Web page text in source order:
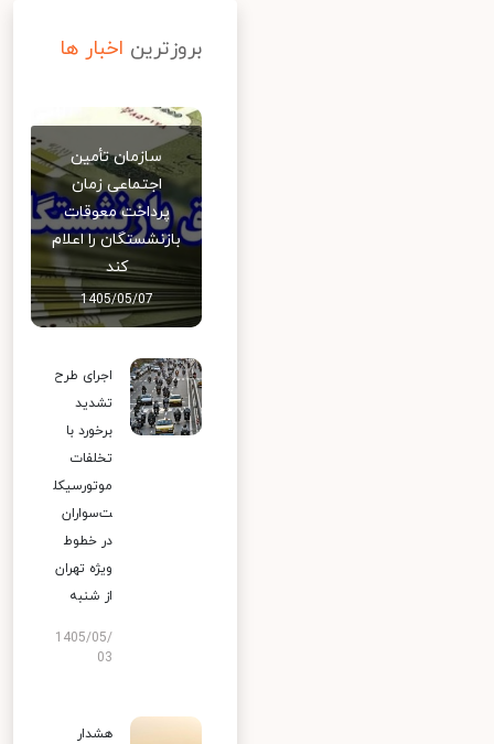
بروزترین اخبار ها
سازمان تأمین
اجتماعی زمان
پرداخت معوقات
بازنشستگان را اعلام
کند
1405/05/07
اجرای طرح
تشدید
برخورد با
تخلفات
موتورسیکل
ت‌سواران
در خطوط
ویژه تهران
از شنبه
1405/05/
03
هشدار